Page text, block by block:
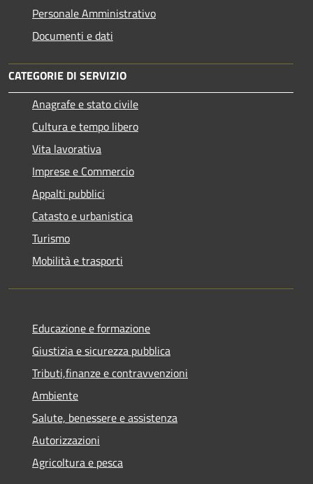
Personale Amministrativo
Documenti e dati
CATEGORIE DI SERVIZIO
Anagrafe e stato civile
Cultura e tempo libero
Vita lavorativa
Imprese e Commercio
Appalti pubblici
Catasto e urbanistica
Turismo
Mobilità e trasporti
Educazione e formazione
Giustizia e sicurezza pubblica
Tributi,finanze e contravvenzioni
Ambiente
Salute, benessere e assistenza
Autorizzazioni
Agricoltura e pesca